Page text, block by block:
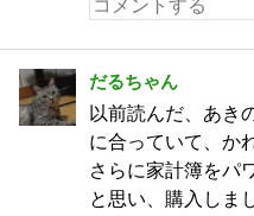
だるちゃん
以前読んだ、あき
に合っていて、か
さらに家計簿をパ
と思い、購入しま